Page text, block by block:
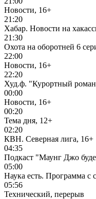
Новости, 16+
21:20
Хабар. Новости на
21:30
Охота на оборотней 6
22:00
Новости, 16+
22:20
Худ.ф. "Курортный
00:00
Новости, 16+
00:20
Тема дня, 12+
02:20
КВН. Северная лига, 16+
04:35
Подкаст "Маунг Джо
05:00
Наука есть. Программа с
05:56
Технический, перерыв